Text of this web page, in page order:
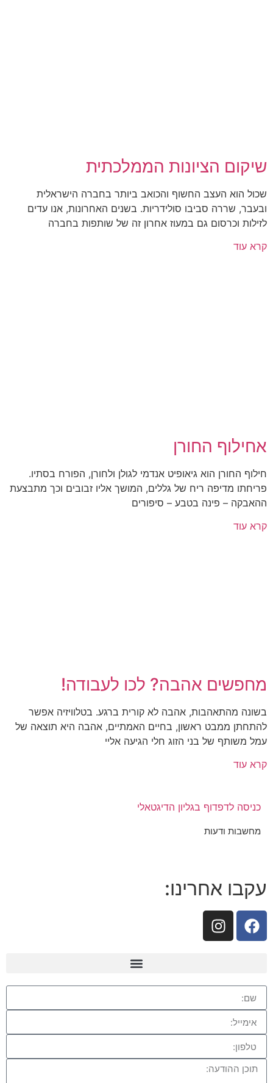
שיקום הציונות הממלכתית
שכול הוא העצב החשוף והכואב ביותר בחברה הישראלית
ובעבר, שררה סביבו סולידריות. בשנים האחרונות, אנו עדים
לזילות וכרסום גם במעוז אחרון זה של שותפות בחברה
קרא עוד
אחילוף החורן
חילוף החורן הוא גיאופיט אנדמי לגולן ולחורן, הפורח בסתיו.
פריחתו מדיפה ריח של גללים, המושך אליו זבובים וכך מתבצעת
ההאבקה – פינה בטבע – סיפורים
קרא עוד
מחפשים אהבה? לכו לעבודה!
בשונה מהתאהבות, אהבה לא קורית ברגע. בטלוויזיה אפשר
להתחתן ממבט ראשון, בחיים האמתיים, אהבה היא תוצאה של
עמל משותף של בני הזוג חלי הגיעה אליי
קרא עוד
כניסה לדפדוף בגליון הדיגטאלי
מחשבות ודעות
עקבו אחרינו: